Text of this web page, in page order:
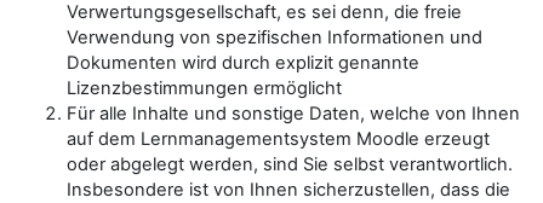
Verwertungsgesellschaft, es sei denn, die freie
Verwendung von spezifischen Informationen und
Dokumenten wird durch explizit genannte
Lizenzbestimmungen ermöglicht
Für alle Inhalte und sonstige Daten, welche von Ihnen
auf dem Lernmanagementsystem Moodle erzeugt
oder abgelegt werden, sind Sie selbst verantwortlich.
Insbesondere ist von Ihnen sicherzustellen, dass die